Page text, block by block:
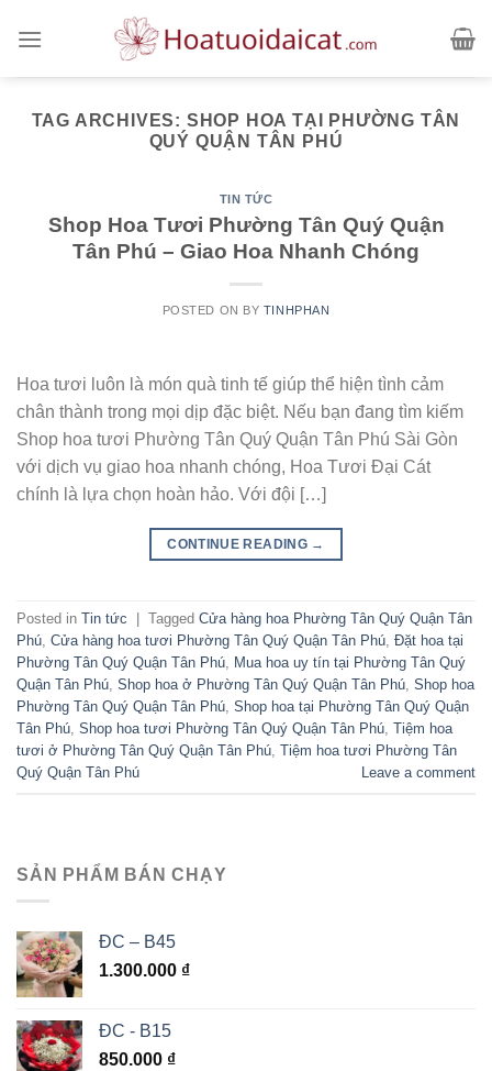
TAG ARCHIVES: SHOP HOA TẠI PHƯỜNG TÂN
QUÝ QUẬN TÂN PHÚ
TIN TỨC
Shop Hoa Tươi Phường Tân Quý Quận
Tân Phú – Giao Hoa Nhanh Chóng
POSTED ON BY TINHPHAN
Hoa tươi luôn là món quà tinh tế giúp thể hiện tình cảm
chân thành trong mọi dịp đặc biệt. Nếu bạn đang tìm kiếm
Shop hoa tươi Phường Tân Quý Quận Tân Phú Sài Gòn
với dịch vụ giao hoa nhanh chóng, Hoa Tươi Đại Cát
chính là lựa chọn hoàn hảo. Với đội […]
CONTINUE READING →
Posted in Tin tức Tagged Cửa hàng hoa Phường Tân Quý Quận Tân
Phú Cửa hàng hoa tươi Phường Tân Quý Quận Tân Phú Đặt hoa tại
Phường Tân Quý Quận Tân Phú
Mua hoa uy tín tại Phường Tân Quý
Quận Tân Phú Shop hoa ở Phường Tân Quý Quận Tân Phú Shop hoa
Phường Tân Quý Quận Tân Phú Shop hoa tại Phường Tân Quý Quận
Tân Phú Shop hoa tươi Phường Tân Quý Quận Tân Phú Tiệm hoa
tươi ở Phường Tân Quý Quận Tân Phú Tiệm hoa tươi Phường Tân
Quý Quận Tân Phú
Leave a comment
SẢN PHẨM BÁN CHẠY
ĐC – B45
1.300.000 ₫
ĐC - B15
850.000 ₫